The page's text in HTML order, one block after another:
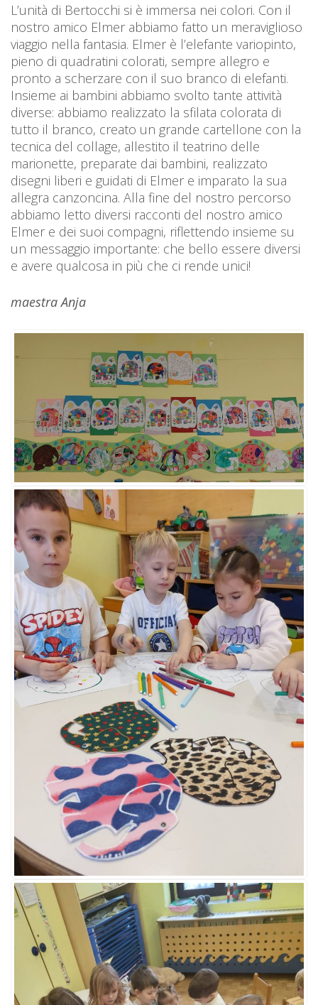
L’unità di Bertocchi si è immersa nei colori. Con il
nostro amico Elmer abbiamo fatto un meraviglioso
viaggio nella fantasia. Elmer è l’elefante variopinto,
pieno di quadratini colorati, sempre allegro e
pronto a scherzare con il suo branco di elefanti.
Insieme ai bambini abbiamo svolto tante attività
diverse: abbiamo realizzato la sfilata colorata di
tutto il branco, creato un grande cartellone con la
tecnica del collage, allestito il teatrino delle
marionette, preparate dai bambini, realizzato
disegni liberi e guidati di Elmer e imparato la sua
allegra canzoncina. Alla fine del nostro percorso
abbiamo letto diversi racconti del nostro amico
Elmer e dei suoi compagni, riflettendo insieme su
un messaggio importante: che bello essere diversi
e avere qualcosa in più che ci rende unici!
maestra Anja